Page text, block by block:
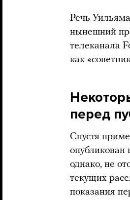
Речь
нынешний
телеканала
как
перед
Спустя
опубликован
однако, не
текущих
показания